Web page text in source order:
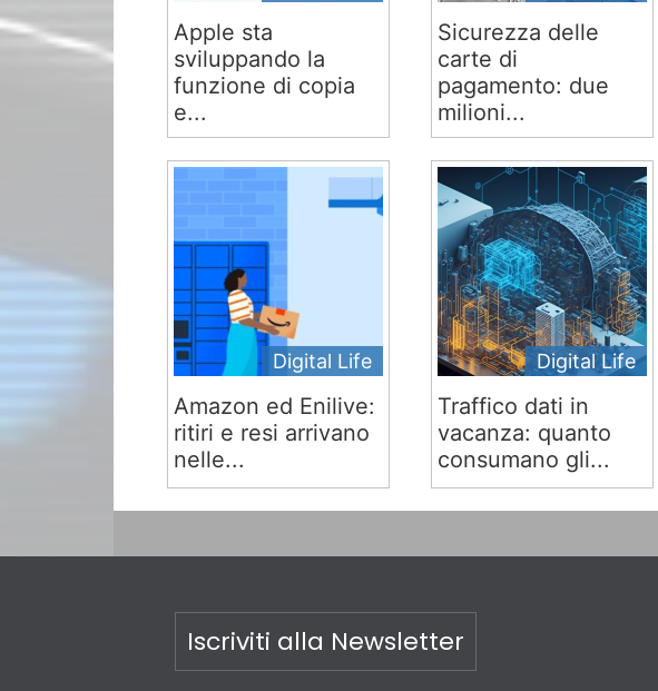
Apple sta
sviluppando la
funzione di copia
e...
Sicurezza delle
carte di
pagamento: due
milioni...
Digital Life
Amazon ed Enilive:
ritiri e resi arrivano
nelle...
Digital Life
Traffico dati in
vacanza: quanto
consumano gli...
Iscriviti alla Newsletter